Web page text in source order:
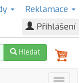
Reklamace
Přihlášení
Hledat